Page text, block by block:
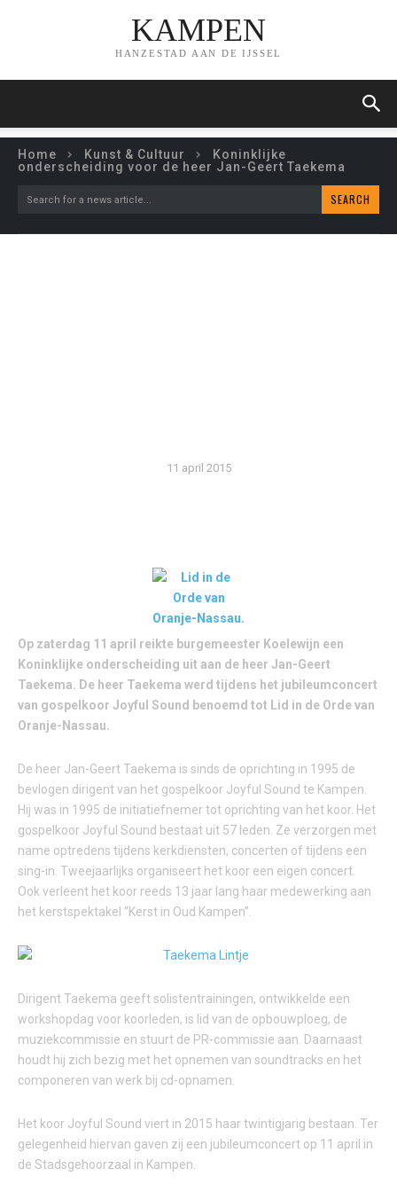
KAMPEN
HANZESTAD AAN DE IJSSEL
Home Kunst & Cultuur
Koninklijke
onderscheiding voor de heer Jan-Geert Taekema
Search for a news article... SEARCH
11 april 2015
Op zaterdag 11 april reikte burgemeester Koelewijn een
Koninklijke onderscheiding uit aan de heer Jan-Geert
Taekema. De heer Taekema werd tijdens het jubileumconcert
van gospelkoor Joyful Sound benoemd tot Lid in de Orde van
Oranje-Nassau.
De heer Jan-Geert Taekema is sinds de oprichting in 1995 de
bevlogen dirigent van het gospelkoor Joyful Sound te Kampen.
Hij was in 1995 de initiatiefnemer tot oprichting van het koor. Het
gospelkoor Joyful Sound bestaat uit 57 leden. Ze verzorgen met
name optredens tijdens kerkdiensten, concerten of tijdens een
sing-in. Tweejaarlijks organiseert het koor een eigen concert.
Ook verleent het koor reeds 13 jaar lang haar medewerking aan
het kerstspektakel “Kerst in Oud Kampen”.
Dirigent Taekema geeft solistentrainingen, ontwikkelde een
workshopdag voor koorleden, is lid van de opbouwploeg, de
muziekcommissie en stuurt de PR-commissie aan. Daarnaast
houdt hij zich bezig met het opnemen van soundtracks en het
componeren van werk bij cd-opnamen.
Het koor Joyful Sound viert in 2015 haar twintigjarig bestaan. Ter
gelegenheid hiervan gaven zij een jubileumconcert op 11 april in
de Stadsgehoorzaal in Kampen.